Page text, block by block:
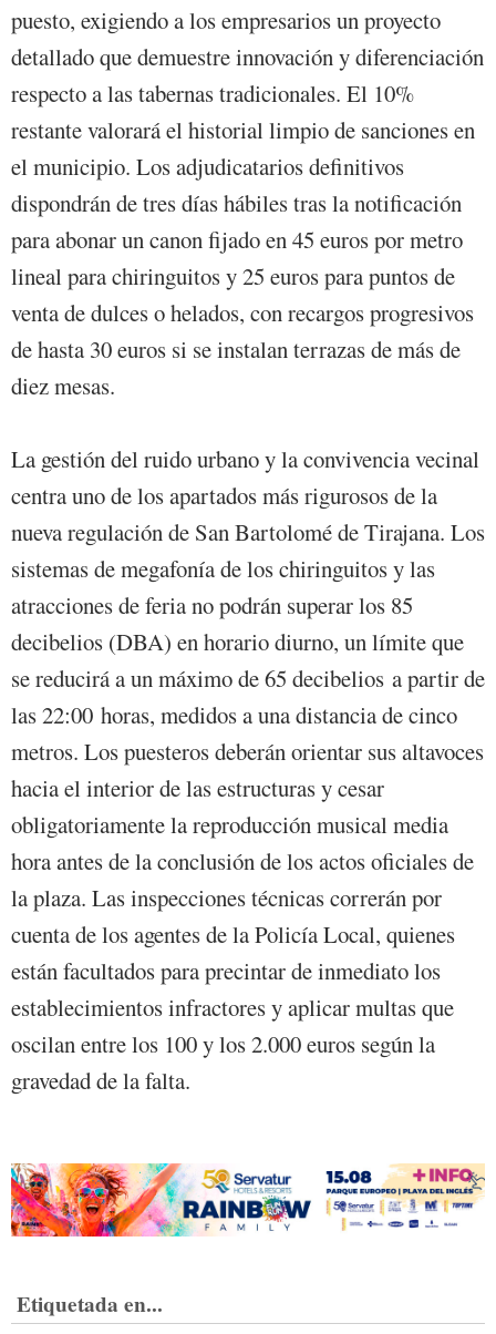
puesto, exigiendo a los empresarios un proyecto
detallado que demuestre innovación y diferenciación
respecto a las tabernas tradicionales. El 10%
restante valorará el historial limpio de sanciones en
el municipio. Los adjudicatarios definitivos
dispondrán de tres días hábiles tras la notificación
para abonar un canon fijado en 45 euros por metro
lineal para chiringuitos y 25 euros para puntos de
venta de dulces o helados, con recargos progresivos
de hasta 30 euros si se instalan terrazas de más de
diez mesas.
La gestión del ruido urbano y la convivencia vecinal
centra uno de los apartados más rigurosos de la
nueva regulación de San Bartolomé de Tirajana. Los
sistemas de megafonía de los chiringuitos y las
atracciones de feria no podrán superar los 85
decibelios (DBA) en horario diurno, un límite que
se reducirá a un máximo de 65 decibelios a partir de
las 22:00 horas, medidos a una distancia de cinco
metros. Los puesteros deberán orientar sus altavoces
hacia el interior de las estructuras y cesar
obligatoriamente la reproducción musical media
hora antes de la conclusión de los actos oficiales de
la plaza. Las inspecciones técnicas correrán por
cuenta de los agentes de la Policía Local, quienes
están facultados para precintar de inmediato los
establecimientos infractores y aplicar multas que
oscilan entre los 100 y los 2.000 euros según la
gravedad de la falta.
Etiquetada en...